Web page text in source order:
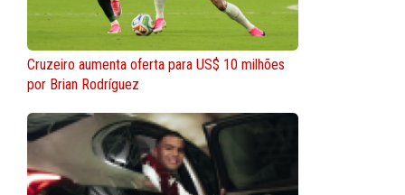
Cruzeiro aumenta oferta para US$ 10 milhões
por Brian Rodríguez